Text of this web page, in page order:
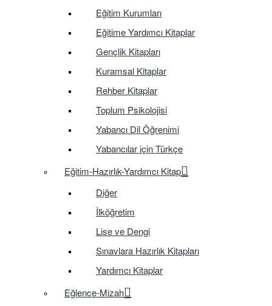
Eğitim Kurumları
Eğitime Yardımcı Kitaplar
Gençlik Kitapları
Kuramsal Kitaplar
Rehber Kitaplar
Toplum Psikolojisi
Yabancı Dil Öğrenimi
Yabancılar için Türkçe
Eğitim-Hazırlık-Yardımcı Kitap
Diğer
İlköğretim
Lise ve Dengi
Sınavlara Hazırlık Kitapları
Yardımcı Kitaplar
Eğlence-Mizah